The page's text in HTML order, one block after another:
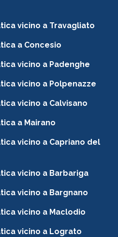
vicino a Travagliato
a Concesio
vicino a Padenghe
vicino a Polpenazze
vicino a Calvisano
a Mairano
vicino a Capriano del
vicino a Barbariga
vicino a Bargnano
vicino a Maclodio
vicino a Lograto